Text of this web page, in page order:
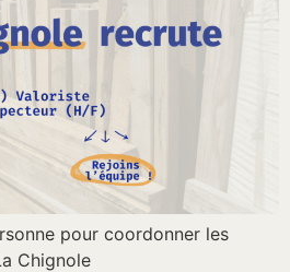
pour coordonner les
Chignole